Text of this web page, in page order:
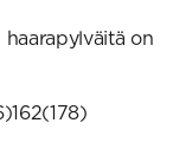
haarapylväitä on